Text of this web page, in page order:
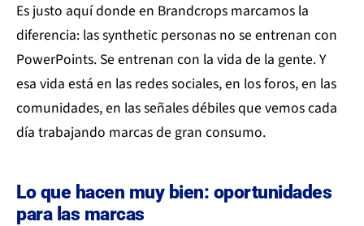
Es justo aquí donde en Brandcrops marcamos la
diferencia: las synthetic personas no se entrenan con
PowerPoints. Se entrenan con la vida de la gente. Y
esa vida está en las redes sociales, en los foros, en las
comunidades, en las señales débiles que vemos cada
día trabajando marcas de gran consumo.
Lo que hacen muy bien: oportunidades
para las marcas